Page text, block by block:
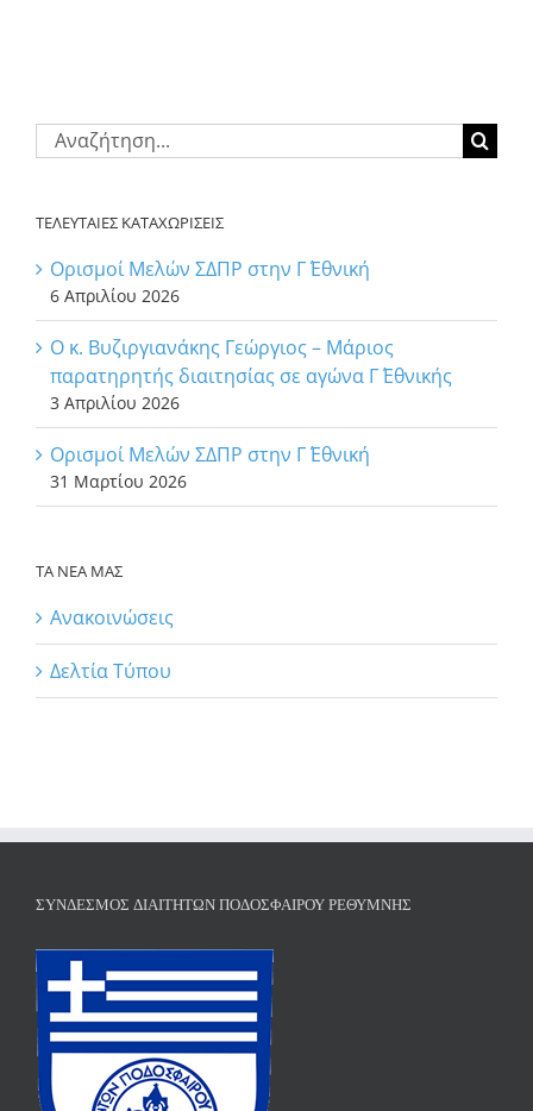
Αναζήτηση
για:
ΤΕΛΕΥΤΑΙΕΣ ΚΑΤΑΧΩΡΙΣΕΙΣ
Ορισμοί Μελών ΣΔΠΡ στην Γ΄ Εθνική
6 Απριλίου 2026
Ο κ. Βυζιργιανάκης Γεώργιος – Μάριος
παρατηρητής διαιτησίας σε αγώνα Γ΄ Εθνικής
3 Απριλίου 2026
Ορισμοί Μελών ΣΔΠΡ στην Γ΄ Εθνική
31 Μαρτίου 2026
ΤΑ ΝΕΑ ΜΑΣ
Ανακοινώσεις
Δελτία Τύπου
ΣΎΝΔΕΣΜΟΣ ΔΙΑΙΤΗΤΏΝ ΠΟΔΟΣΦΑΊΡΟΥ ΡΕΘΎΜΝΗΣ